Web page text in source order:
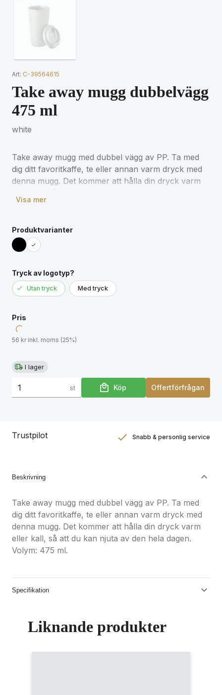
Art: C-39564615
Take away mugg dubbelvägg
475 ml
white
Take away mugg med dubbel vägg av PP. Ta med
dig ditt favoritkaffe, te eller annan varm dryck med
denna mugg. Det kommer att hålla din dryck varm
Volym: 475 ml.
Visa mer
Produktvarianter
Tryck av logotyp?
Utan tryck Med tryck
Pris
56 kr inkl. moms (25%)
I lager
st Köp Offertförfrågan
Trustpilot Snabb & personlig service
Beskrivning
Take away mugg med dubbel vägg av PP. Ta med
dig ditt favoritkaffe, te eller annan varm dryck med
denna mugg. Det kommer att hålla din dryck varm
eller kall, så att du kan njuta av den hela dagen.
Volym: 475 ml.
Specifikation
Liknande produkter